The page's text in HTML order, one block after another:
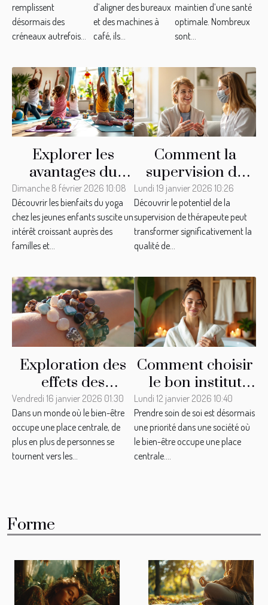
collectifs en
ville
remplissent
désormais des
créneaux autrefois...
tendance
dans les
espaces de
d’aligner des bureaux
et des machines à
café, ils...
naturelles ?
maintien d’une santé
optimale. Nombreux
sont...
Explorer les
avantages du
yoga pour les
jeunes enfants ?
Dimanche 8 février 2026 10:08
Découvrir les bienfaits du yoga
chez les jeunes enfants suscite un
intérêt croissant auprès des
familles et...
Comment la
supervision de
thérapeute peut
améliorer votre
pratique
professionnelle
Lundi 19 janvier 2026 10:26
Découvrir le potentiel de la
supervision de thérapeute peut
transformer significativement la
qualité de...
Exploration des
effets des
bracelets en
pierres sur le
bien-être
quotidien
Vendredi 16 janvier 2026 01:30
Dans un monde où le bien-être
occupe une place centrale, de
plus en plus de personnes se
tournent vers les...
Comment choisir
le bon institut
pour vos soins de
bien-être ?
Lundi 12 janvier 2026 10:40
Prendre soin de soi est désormais
une priorité dans une société où
le bien-être occupe une place
centrale....
Forme